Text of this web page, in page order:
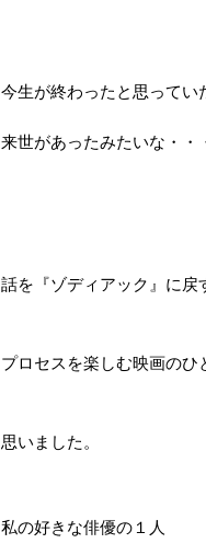
今生が終わったと思ってい
来世があったみたいな・・
話を『ゾディアック』に戻
プロセスを楽しむ映画のひ
思いました。
私の好きな俳優の１人